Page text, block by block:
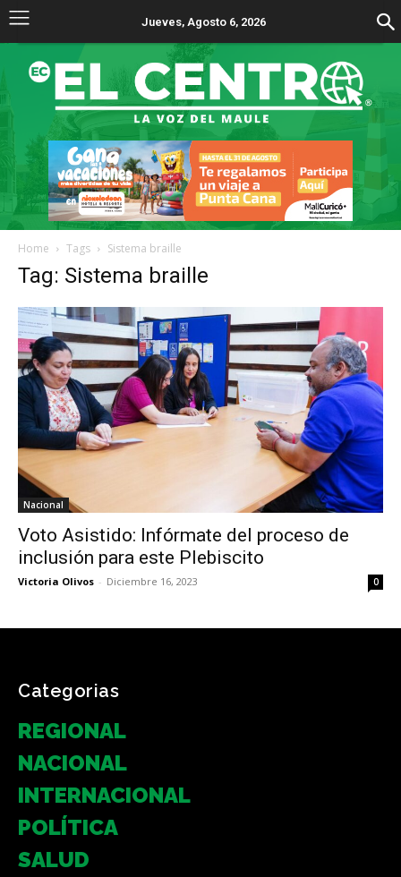
Jueves, Agosto 6, 2026
Home Tags Sistema braille
Tag: Sistema braille
Nacional
Voto Asistido: Infórmate del proceso de
inclusión para este Plebiscito
Victoria Olivos - Diciembre 16, 2023 0
Categorias
REGIONAL
NACIONAL
INTERNACIONAL
POLÍTICA
SALUD